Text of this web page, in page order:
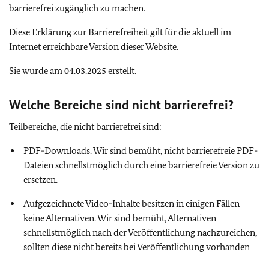
barrierefrei zugänglich zu machen.
Diese Erklärung zur Barrierefreiheit gilt für die aktuell im
Internet erreichbare Version dieser Website.
Sie wurde am 04.03.2025 erstellt.
Welche Bereiche sind nicht barrierefrei?
Teilbereiche, die nicht barrierefrei sind:
PDF-Downloads. Wir sind bemüht, nicht barrierefreie PDF-
Dateien schnellstmöglich durch eine barrierefreie Version zu
ersetzen.
Aufgezeichnete Video-Inhalte besitzen in einigen Fällen
keine Alternativen. Wir sind bemüht, Alternativen
schnellstmöglich nach der Veröffentlichung nachzureichen,
sollten diese nicht bereits bei Veröffentlichung vorhanden